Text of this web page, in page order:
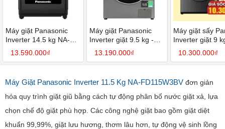
Máy giặt Panasonic
Inverter 14.5 kg NA-
FD290CEBV
13.590.000₫
Máy giặt Panasonic
Inverter giặt 9.5 kg -
sấy 2 kg NA-
V95FC1LVT
13.190.000₫
Máy giặt sấy
Inverter giặt 9
6 kg NA-
10.300.000₫
Máy Giặt Panasonic Inverter 11.5 Kg NA-FD115W3BV đơn giản
hóa quy trình giặt giũ bằng cách tự động phân bổ nước giặt xả, lựa
chọn chế độ giặt phù hợp. Các công nghệ giặt bao gồm giặt diệt
khuẩn 99,99%, giặt lưu hương, thơm lâu hơn, tự động vệ sinh lồng